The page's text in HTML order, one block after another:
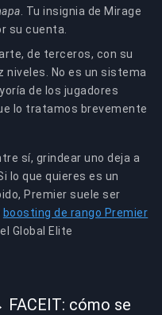
. Tu insignia de Mirage
su cuenta.
de terceros, con su
niveles. No es un sistema
de los jugadores
lo tratamos brevemente
sí, grindear uno deja a
lo que quieres es un
Premier suele ser
boosting de rango Premier
Global Elite
cómo se